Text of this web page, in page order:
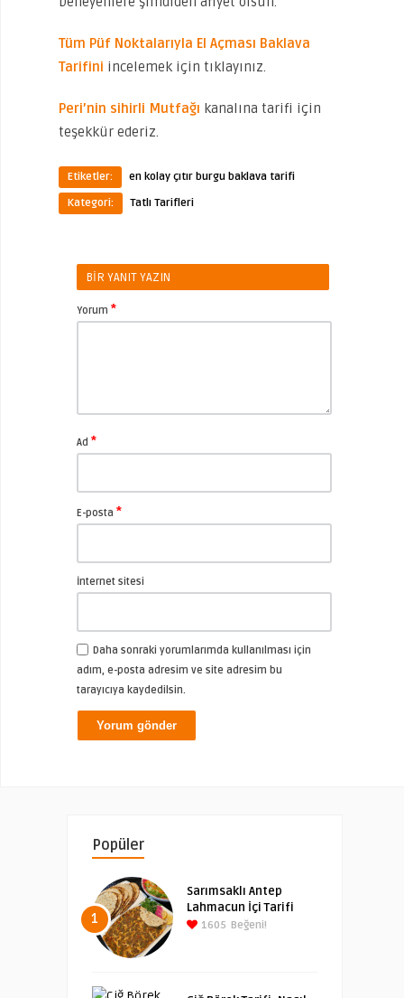
Tüm Püf Noktalarıyla El Açması Baklava
Tarifini incelemek için tıklayınız.
Peri’nin sihirli Mutfağı kanalına tarifi için
teşekkür ederiz.
Etiketler:
en kolay çıtır burgu baklava tarifi
Kategori:
Tatlı Tarifleri
BIR YANIT YAZIN
Yorum *
Ad *
E-posta *
İnternet sitesi
Daha sonraki yorumlarımda kullanılması için
adım, e-posta adresim ve site adresim bu
tarayıcıya kaydedilsin.
Popüler
1
Sarımsaklı Antep
Lahmacun İçi Tarifi
1605 Beğeni!